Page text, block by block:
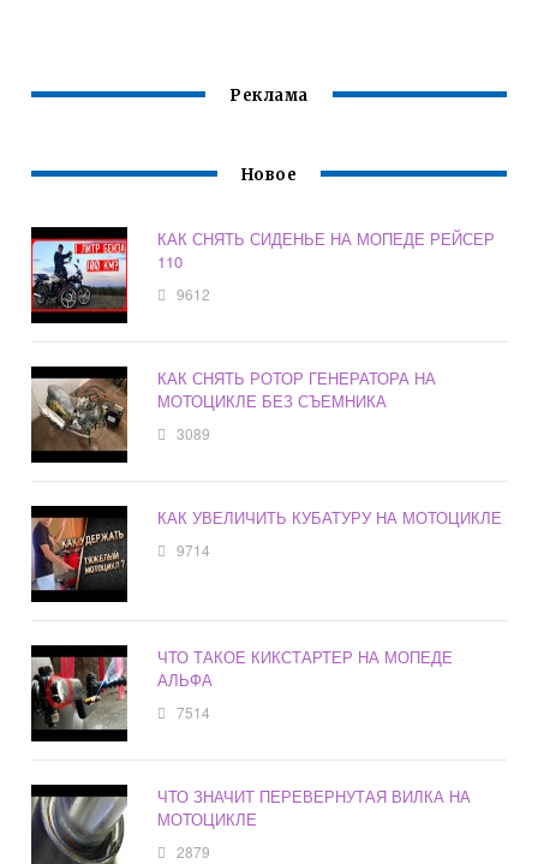
Реклама
Новое
КАК СНЯТЬ СИДЕНЬЕ НА МОПЕДЕ РЕЙСЕР
110
9612
КАК СНЯТЬ РОТОР ГЕНЕРАТОРА НА
МОТОЦИКЛЕ БЕЗ СЪЕМНИКА
3089
КАК УВЕЛИЧИТЬ КУБАТУРУ НА МОТОЦИКЛЕ
9714
ЧТО ТАКОЕ КИКСТАРТЕР НА МОПЕДЕ
АЛЬФА
7514
ЧТО ЗНАЧИТ ПЕРЕВЕРНУТАЯ ВИЛКА НА
МОТОЦИКЛЕ
2879